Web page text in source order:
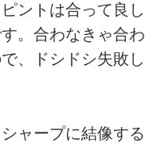
ントは合って良
。合わなきゃ合
、ドシドシ失敗
ャープに結像す